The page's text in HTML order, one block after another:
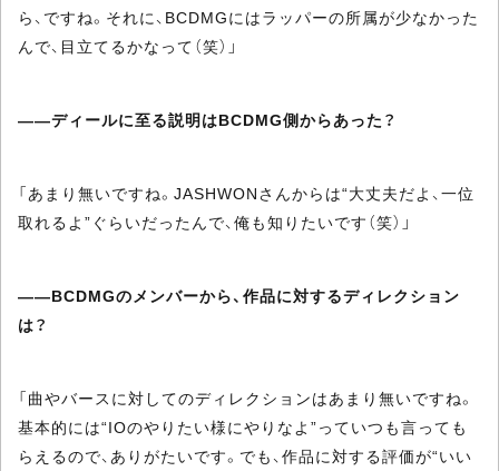
ら、ですね。それに、BCDMGにはラッパーの所属が少なかった
んで、目立てるかなって（笑）」
――ディールに至る説明はBCDMG側からあった？
「あまり無いですね。JASHWONさんからは“大丈夫だよ、一位
取れるよ”ぐらいだったんで、俺も知りたいです（笑）」
――BCDMGのメンバーから、作品に対するディレクション
は？
「曲やバースに対してのディレクションはあまり無いですね。
基本的には“IOのやりたい様にやりなよ”っていつも言っても
らえるので、ありがたいです。でも、作品に対する評価が“いい